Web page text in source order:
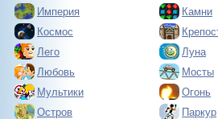
Империя
Камни
Космос
Лего
Луна
Любовь
Мосты
Мультики
Огонь
Остров
Паркур